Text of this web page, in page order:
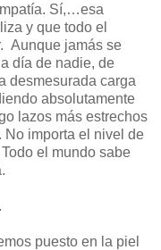
Sí,…esa
y que todo el
Aunque jamás se
día de nadie, de
desmesurada carga
absolutamente
lazos más estrechos
importa el nivel de
el mundo sabe
puesto en la piel